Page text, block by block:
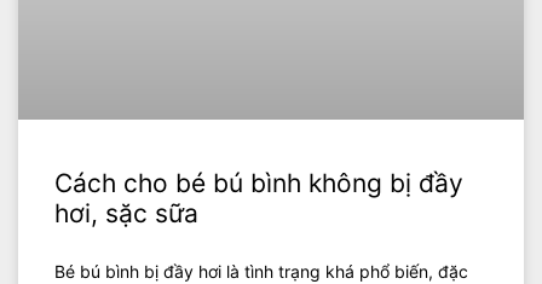
Cách cho bé bú bình không bị đầy
hơi, sặc sữa
Bé bú bình bị đầy hơi là tình trạng khá phổ biến, đặc